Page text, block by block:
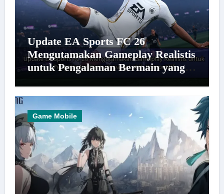
Update EA Sports FC 26
Mengutamakan Gameplay Realistis
untuk Pengalaman Bermain yang
Game Mobile